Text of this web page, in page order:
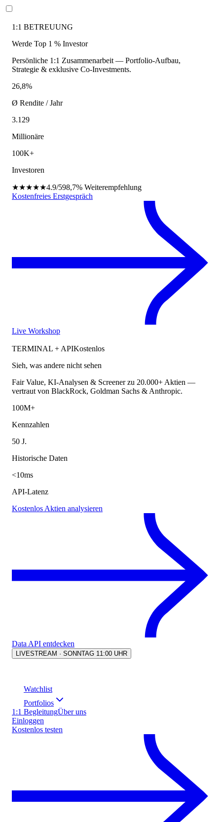
1:1 BETREUUNG
Werde Top 1 % Investor
Persönliche 1:1 Zusammenarbeit — Portfolio-Aufbau,
Strategie & exklusive Co-Investments.
26,8%
Ø Rendite / Jahr
3.129
Millionäre
100K+
Investoren
★★★★★4.9/598,7% Weiterempfehlung
Kostenfreies Erstgespräch
Live Workshop
TERMINAL + APIKostenlos
Sieh, was andere nicht sehen
Fair Value, KI-Analysen & Screener zu 20.000+ Aktien —
vertraut von BlackRock, Goldman Sachs & Anthropic.
100M+
Kennzahlen
50 J.
Historische Daten
<10ms
API-Latenz
Kostenlos Aktien analysieren
Data API entdecken
LIVESTREAM · SONNTAG 11:00 UHR
Watchlist
Portfolios
1:1 BegleitungÜber uns
Einloggen
Kostenlos testen